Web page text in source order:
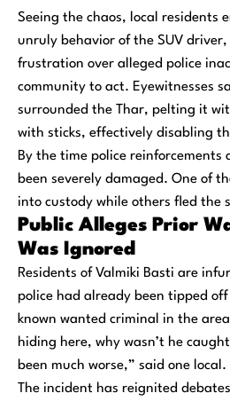
Seeing the chaos, local residents
unruly behavior of the SUV
frustration over alleged police
community to act. Eyewitnesses
surrounded the Thar, pelting it
with sticks, effectively disabling
By the time police reinforcements
been severely damaged. One of
into custody while others fled the
Public Alleges Prior
Was Ignored
Residents of Valmiki Basti are
police had already been tipped
known wanted criminal in the
hiding here, why wasn’t he
been much worse,” said one local.
The incident has reignited